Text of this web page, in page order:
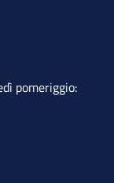
pomeriggio: